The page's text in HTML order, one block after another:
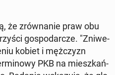
że zrów­na­nie praw obu
go­spo­dar­cze. "Zni­we­
kobiet i męż­czyzn
PKB na miesz­kań­